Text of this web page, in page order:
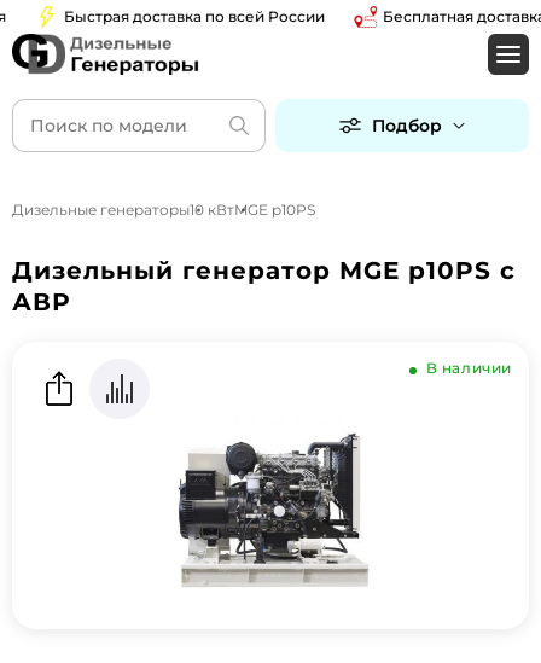
Быстрая доставка по всей России Бесплатная доставка
Подбор
Дизельные генераторы10 кВтMGE p10PS
Дизельный генератор MGE p10PS с
АВР
В наличии